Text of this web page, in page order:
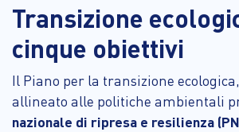
Transizione
cinque obiettivi
Il Piano per la transizione
allineato alle politiche ambientali
nazionale di ripresa e resilienza